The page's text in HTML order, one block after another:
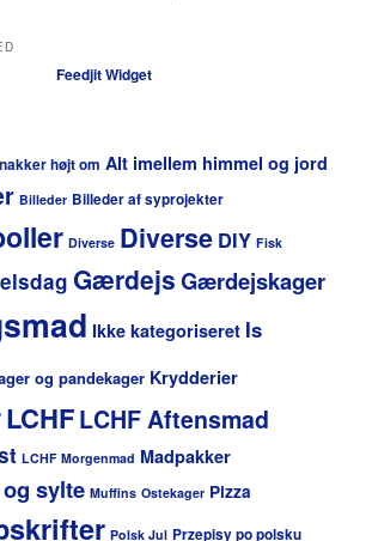
Feedjit Widget
højt om Alt imellem himmel og jord
Billeder Billeder af syprojekter
Diverse Diverse DIY Fisk
GærdejsGærdejskager
Ikke kategoriseret Is
og pandekager Krydderier
LCHFLCHF Aftensmad
LCHF Morgenmad Madpakker
sylte Muffins Ostekager Pizza
Polsk Jul Przepisy po polsku